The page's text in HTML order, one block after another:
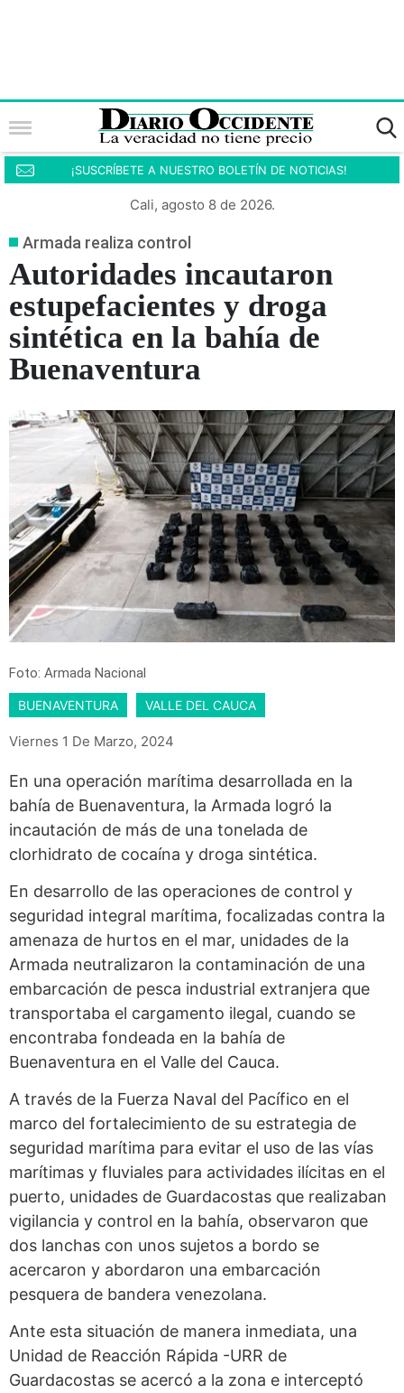
¡SUSCRÍBETE A NUESTRO BOLETÍN DE NOTICIAS!
Cali, agosto 8 de 2026.
Armada realiza control
Autoridades incautaron
estupefacientes y droga
sintética en la bahía de
Buenaventura
Foto: Armada Nacional
BUENAVENTURA VALLE DEL CAUCA
Viernes 1 De Marzo, 2024
En una operación marítima desarrollada en la
bahía de Buenaventura, la Armada logró la
incautación de más de una tonelada de
clorhidrato de cocaína y droga sintética.
En desarrollo de las operaciones de control y
seguridad integral marítima, focalizadas contra la
amenaza de hurtos en el mar, unidades de la
Armada neutralizaron la contaminación de una
embarcación de pesca industrial extranjera que
transportaba el cargamento ilegal, cuando se
encontraba fondeada en la bahía de
Buenaventura en el Valle del Cauca.
A través de la Fuerza Naval del Pacífico en el
marco del fortalecimiento de su estrategia de
seguridad marítima para evitar el uso de las vías
marítimas y fluviales para actividades ilícitas en el
puerto, unidades de Guardacostas que realizaban
vigilancia y control en la bahía, observaron que
dos lanchas con unos sujetos a bordo se
acercaron y abordaron una embarcación
pesquera de bandera venezolana.
Ante esta situación de manera inmediata, una
Unidad de Reacción Rápida -URR de
Guardacostas se acercó a la zona e interceptó